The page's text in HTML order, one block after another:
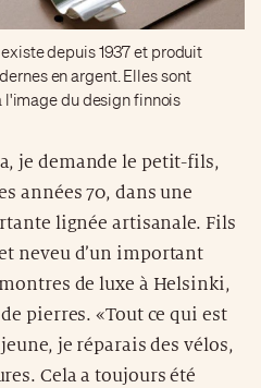
depuis 1937 et produit
en argent. Elles sont
l'image du design finnois
je demande le petit-fils,
années 70, dans une
lignée artisanale. Fils
neveu d’un important
de luxe à Helsinki,
pierres. «Tout ce qui est
je réparais des vélos,
Cela a toujours été